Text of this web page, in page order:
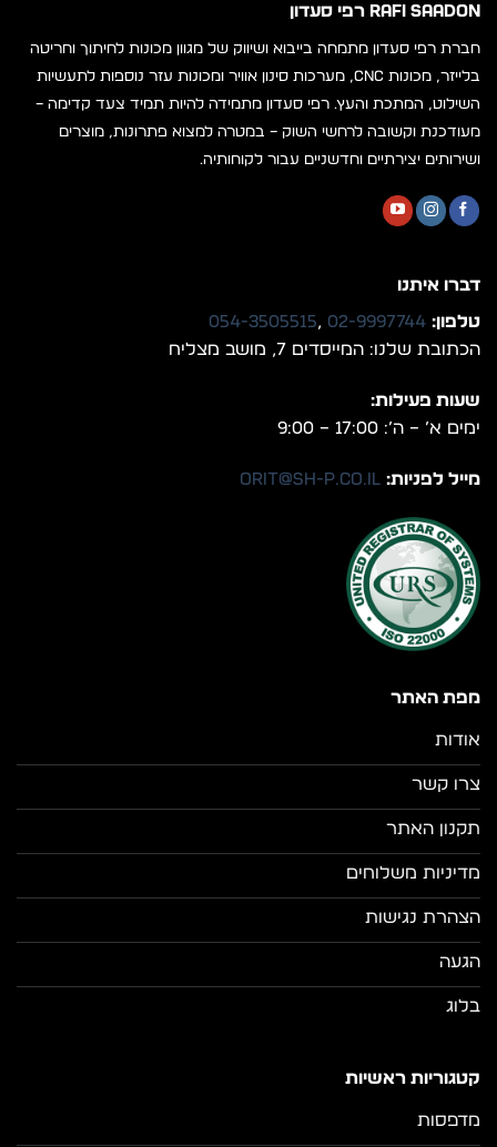
RAFI SAADON רפי סעדון
חברת רפי סעדון מתמחה בייבוא ושיווק של מגוון מכונות לחיתוך וחריטה
בלייזר, מכונות CNC, מערכות סינון אוויר ומכונות עזר נוספות לתעשיות
השילוט, המתכת והעץ. רפי סעדון מתמידה להיות תמיד צעד קדימה –
מעודכנת וקשובה לרחשי השוק – במטרה למצוא פתרונות, מוצרים
ושירותים יצירתיים וחדשניים עבור לקוחותיה.
מפת האתר
אודות
צרו קשר
תקנון האתר
מדיניות משלוחים
הצהרת נגישות
הגעה
בלוג
קטגוריות ראשיות
מדפסות
דברו איתנו
טלפון: 02-9997744
,
054-3505515
הכתובת שלנו: המייסדים 7, מושב מצליח
שעות פעילות:
ימים א’ – ה’: 17:00 – 9:00
מייל לפניות: orit@sh-p.co.il